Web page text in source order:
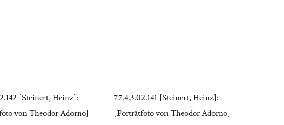
[Steinert, Heinz]:
von Theodor Adorno]
77.4.3.02.141 [Steinert, Heinz]:
[Porträtfoto von Theodor Adorno]